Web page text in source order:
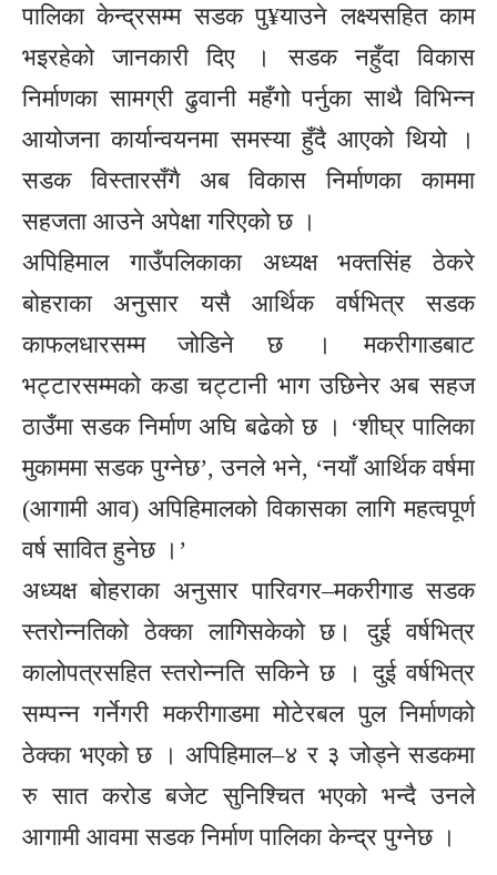
पालिका केन्द्रसम्म सडक पु¥याउने लक्ष्यसहित काम
भइरहेको जानकारी दिए । सडक नहुँदा विकास
निर्माणका सामग्री ढुवानी महँगो पर्नुका साथै विभिन्न
आयोजना कार्यान्वयनमा समस्या हुँदै आएको थियो ।
सडक विस्तारसँगै अब विकास निर्माणका काममा
सहजता आउने अपेक्षा गरिएको छ ।
अपिहिमाल गाउँपलिकाका अध्यक्ष भक्तसिंह ठेकरे
बोहराका अनुसार यसै आर्थिक वर्षभित्र सडक
काफलधारसम्म जोडिने छ । मकरीगाडबाट
भट्टारसम्मको कडा चट्टानी भाग उछिनेर अब सहज
ठाउँमा सडक निर्माण अघि बढेको छ । ‘शीघ्र पालिका
मुकाममा सडक पुग्नेछ’, उनले भने, ‘नयाँ आर्थिक वर्षमा
(आगामी आव) अपिहिमालको विकासका लागि महत्वपूर्ण
वर्ष सावित हुनेछ ।’
अध्यक्ष बोहराका अनुसार पारिवगर–मकरीगाड सडक
स्तरोन्नतिको ठेक्का लागिसकेको छ। दुई वर्षभित्र
कालोपत्रसहित स्तरोन्नति सकिने छ । दुई वर्षभित्र
सम्पन्न गर्नेगरी मकरीगाडमा मोटेरबल पुल निर्माणको
ठेक्का भएको छ । अपिहिमाल–४ र ३ जोड्ने सडकमा
रु सात करोड बजेट सुनिश्चित भएको भन्दै उनले
आगामी आवमा सडक निर्माण पालिका केन्द्र पुग्नेछ ।